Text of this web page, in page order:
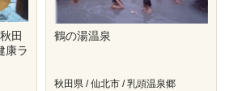
田
康ラ
鶴の湯温泉
秋田県 / 仙北市 / 乳頭温泉郷